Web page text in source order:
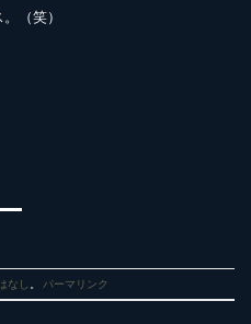
（笑）
なし パーマリンク